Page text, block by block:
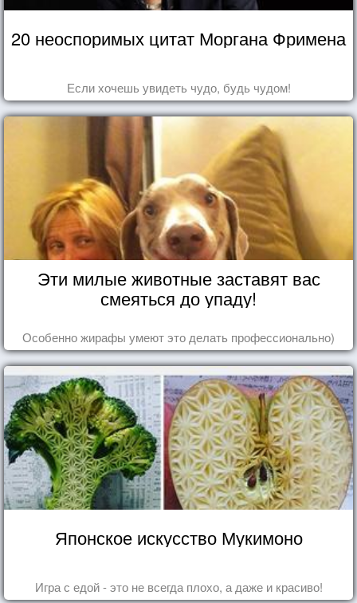
20 неоспоримых цитат Моргана Фримена
Если хочешь увидеть чудо, будь чудом!
Эти милые животные заставят вас
смеяться до упаду!
Особенно жирафы умеют это делать профессионально)
Японское искусство Мукимоно
Игра с едой - это не всегда плохо, а даже и красиво!